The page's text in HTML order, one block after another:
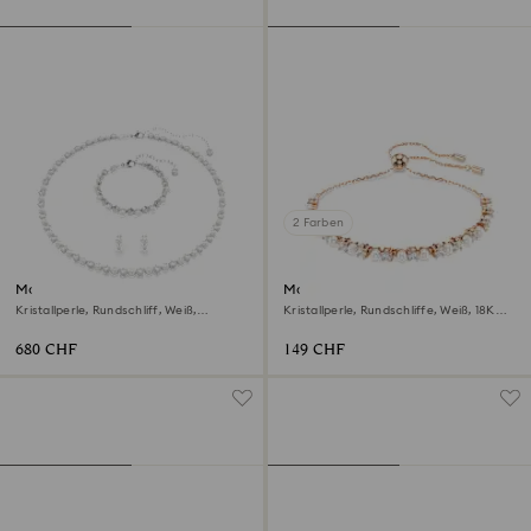
Matrix Set
Kristallperle, Rundschliff, Weiß,
680 CHF
2 Farben
Matrix Armband
Kristallperle, Rundschliffe, Weiß, 18K
149 CHF